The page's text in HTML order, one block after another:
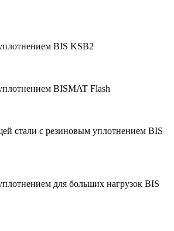
BIS KSB2
BISMAT Flash
стали с резиновым уплотнением BIS
для больших нагрузок BIS